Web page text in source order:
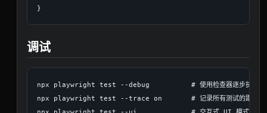
调试
npx playwright test --debug          # 使用检查器逐步执行
npx playwright test --trace on       # 记录所有测试的跟踪